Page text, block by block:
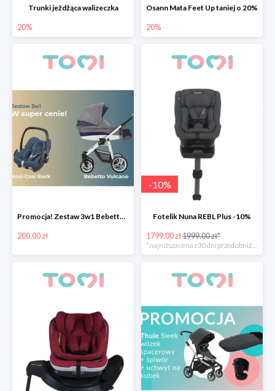
Trunki jeżdżąca walizeczka
20%
Osann Mata Feet Up taniej o 20%
20%
Promocja! Zestaw 3w1 Bebetto Vulcano z fotelikiem samochodowym taniej o 200zł
200.00 zł
-10%
Fotelik Nuna REBL Plus -10%
1799.00 zł1999.00 zł*